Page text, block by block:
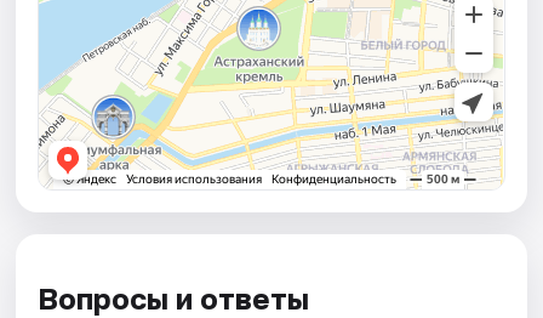
Вопросы и ответы